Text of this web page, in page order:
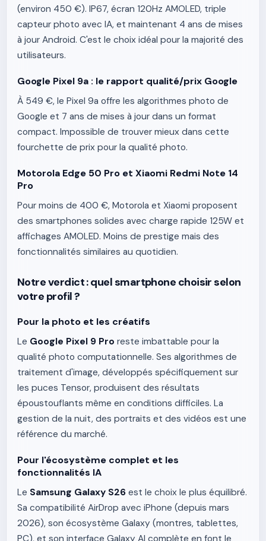
(environ 450 €). IP67, écran 120Hz AMOLED, triple
capteur photo avec IA, et maintenant 4 ans de mises
à jour Android. C'est le choix idéal pour la majorité des
utilisateurs.
Google Pixel 9a : le rapport qualité/prix Google
À 549 €, le Pixel 9a offre les algorithmes photo de
Google et 7 ans de mises à jour dans un format
compact. Impossible de trouver mieux dans cette
fourchette de prix pour la qualité photo.
Motorola Edge 50 Pro et Xiaomi Redmi Note 14
Pro
Pour moins de 400 €, Motorola et Xiaomi proposent
des smartphones solides avec charge rapide 125W et
affichages AMOLED. Moins de prestige mais des
fonctionnalités similaires au quotidien.
Notre verdict : quel smartphone choisir selon
votre profil ?
Pour la photo et les créatifs
Le Google Pixel 9 Pro reste imbattable pour la
qualité photo computationnelle. Ses algorithmes de
traitement d'image, développés spécifiquement sur
les puces Tensor, produisent des résultats
époustouflants même en conditions difficiles. La
gestion de la nuit, des portraits et des vidéos est une
référence du marché.
Pour l'écosystème complet et les
fonctionnalités IA
Le Samsung Galaxy S26 est le choix le plus équilibré.
Sa compatibilité AirDrop avec iPhone (depuis mars
2026), son écosystème Galaxy (montres, tablettes,
PC), et son interface Galaxy AI complète en font le